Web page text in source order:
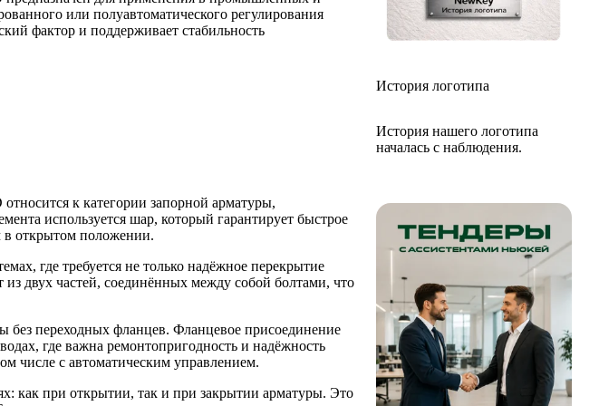
История логотипа
История нашего логотипа
началась с наблюдения.
к категории запорной арматуры,
используется шар, который гарантирует быстрое
в открытом положении.
где требуется не только надёжное перекрытие
двух частей, соединённых между собой болтами, что
без переходных фланцев. Фланцевое присоединение
где важна ремонтопригодность и надёжность
числе с автоматическим управлением.
как при открытии, так и при закрытии арматуры. Это
или полуавтоматического регулирования
фактор и поддерживает стабильность